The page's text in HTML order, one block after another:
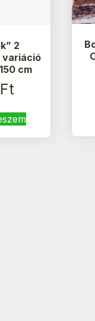
2
variáció
cm
Ft